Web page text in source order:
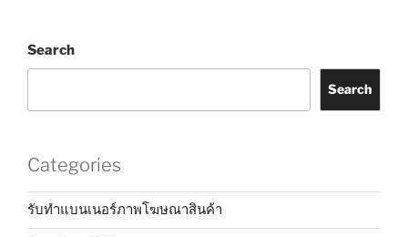
Search
Search
Categories
รับทำแบนเนอร์ภาพโฆษณาสินค้า